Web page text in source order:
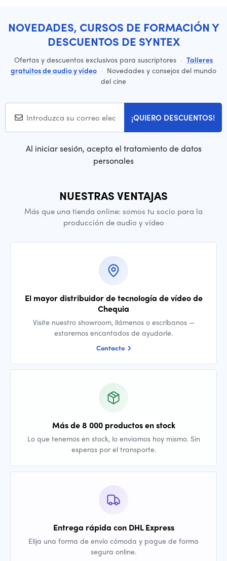
NOVEDADES, CURSOS DE FORMACIÓN Y
DESCUENTOS DE SYNTEX
Ofertas y descuentos exclusivos para suscriptores · Talleres
gratuitos de audio y vídeo · Novedades y consejos del mundo
del cine
¡QUIERO DESCUENTOS!
Al iniciar sesión, acepta el tratamiento de datos
personales
NUESTRAS VENTAJAS
Más que una tienda online: somos tu socio para la
producción de audio y vídeo
El mayor distribuidor de tecnología de vídeo de
Chequia
Visite nuestro showroom, llámenos o escríbanos —
estaremos encantados de ayudarle.
Contacto
Más de 8 000 productos en stock
Lo que tenemos en stock, lo enviamos hoy mismo. Sin
esperas por el transporte.
Entrega rápida con DHL Express
Elija una forma de envío cómoda y pague de forma
segura online.